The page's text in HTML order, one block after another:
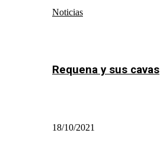
Noticias
Requena y sus cavas
18/10/2021